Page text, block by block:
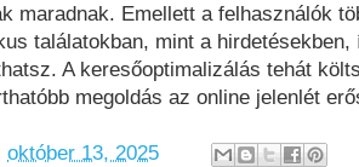
maradnak. Emellett a felhasználók
találatokban, mint a
A keresőoptimalizálás tehát
megoldás az online jelenlét
október 13, 2025